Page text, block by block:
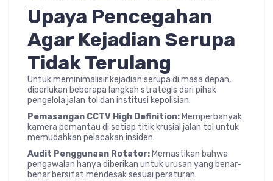
Upaya Pencegahan
Agar Kejadian Serupa
Tidak Terulang
Untuk meminimalisir kejadian serupa di masa depan,
diperlukan beberapa langkah strategis dari pihak
pengelola jalan tol dan institusi kepolisian:
Pemasangan CCTV High Definition: Memperbanyak
kamera pemantau di setiap titik krusial jalan tol untuk
memudahkan pelacakan insiden.
Audit Penggunaan Rotator: Memastikan bahwa
pengawalan hanya diberikan untuk urusan yang benar-
benar bersifat mendesak sesuai peraturan.